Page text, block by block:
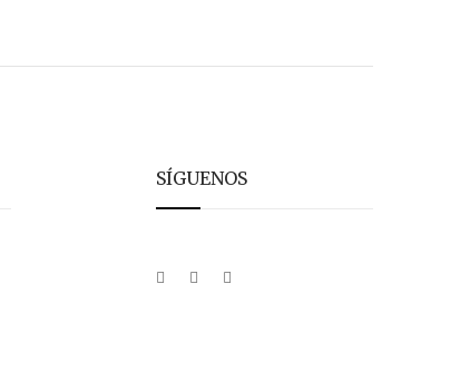
SÍGUENOS